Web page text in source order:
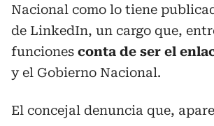
Nacional como lo tiene
de LinkedIn, un cargo que,
funciones conta de ser el
y el Gobierno Nacional.
El concejal denuncia que,